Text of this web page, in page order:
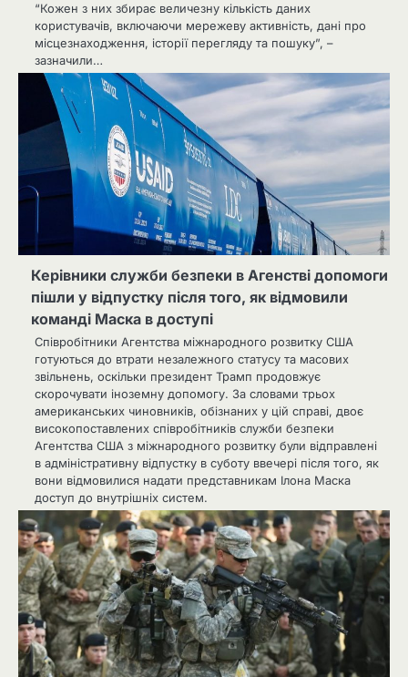
“Кожен з них збирає величезну кількість даних
користувачів, включаючи мережеву активність, дані про
місцезнаходження, історії перегляду та пошуку”, –
зазначили…
Керівники служби безпеки в Агенстві допомоги
пішли у відпустку після того, як відмовили
команді Маска в доступі
Співробітники Агентства міжнародного розвитку США
готуються до втрати незалежного статусу та масових
звільнень, оскільки президент Трамп продовжує
скорочувати іноземну допомогу. За словами трьох
американських чиновників, обізнаних у цій справі, двоє
високопоставлених співробітників служби безпеки
Агентства США з міжнародного розвитку були відправлені
в адміністративну відпустку в суботу ввечері після того, як
вони відмовилися надати представникам Ілона Маска
доступ до внутрішніх систем.